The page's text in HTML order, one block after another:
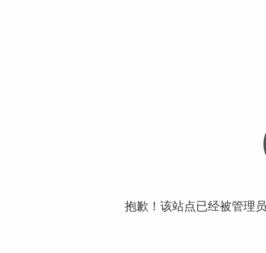
抱歉！该站点已经被管理